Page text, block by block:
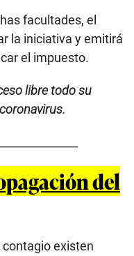
facultades, el
la iniciativa y emitirá
el impuesto.
libre todo su
del
existen